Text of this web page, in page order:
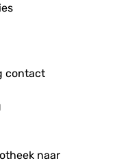
contact
naar